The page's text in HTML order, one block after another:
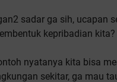
sadar ga sih, ucapan
kepribadian kita?
nyatanya kita bisa
sekitar, ga mau